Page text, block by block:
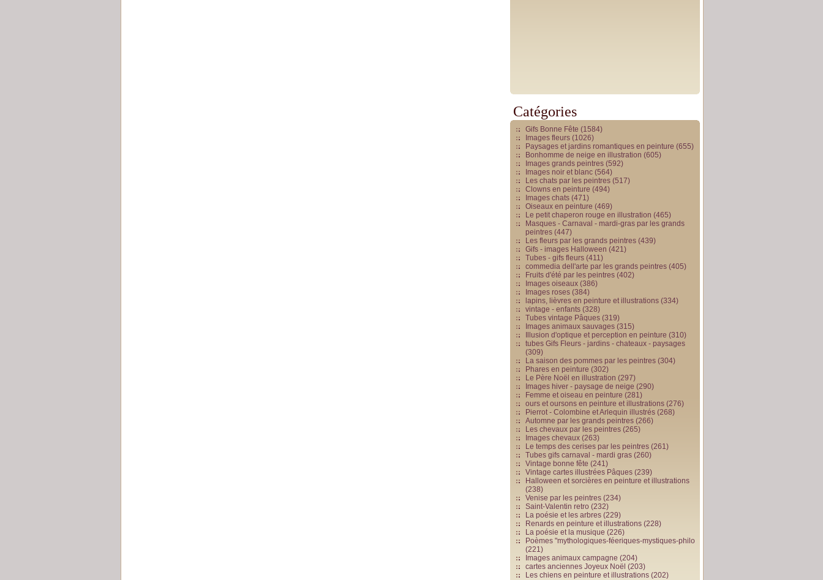
Catégories
Gifs Bonne Fête (1584)
Images fleurs (1026)
Paysages et jardins romantiques en peinture (655)
Bonhomme de neige en illustration (605)
Images grands peintres (592)
Images noir et blanc (564)
Les chats par les peintres (517)
Clowns en peinture (494)
Images chats (471)
Oiseaux en peinture (469)
Le petit chaperon rouge en illustration (465)
Masques - Carnaval - mardi-gras par les grands
peintres (447)
Les fleurs par les grands peintres (439)
Gifs - images Halloween (421)
Tubes - gifs fleurs (411)
commedia dell'arte par les grands peintres (405)
Fruits d'été par les peintres (402)
Images oiseaux (386)
Images roses (384)
lapins, lièvres en peinture et illustrations (334)
vintage - enfants (328)
Tubes vintage Pâques (319)
Images animaux sauvages (315)
Illusion d'optique et perception en peinture (310)
tubes Gifs Fleurs - jardins - chateaux - paysages
(309)
La saison des pommes par les peintres (304)
Phares en peinture (302)
Le Père Noël en illustration (297)
Images hiver - paysage de neige (290)
Femme et oiseau en peinture (281)
ours et oursons en peinture et illustrations (276)
Pierrot - Colombine et Arlequin illustrés (268)
Automne par les grands peintres (266)
Les chevaux par les peintres (265)
Images chevaux (263)
Le temps des cerises par les peintres (261)
Tubes gifs carnaval - mardi gras (260)
Vintage bonne fête (241)
Vintage cartes illustrées Pâques (239)
Halloween et sorcières en peinture et illustrations
(238)
Venise par les peintres (234)
Saint-Valentin retro (232)
La poésie et les arbres (229)
Renards en peinture et illustrations (228)
La poésie et la musique (226)
Poèmes "mythologiques-féeriques-mystiques-philo
(221)
Images animaux campagne (204)
cartes anciennes Joyeux Noël (203)
Les chiens en peinture et illustrations (202)